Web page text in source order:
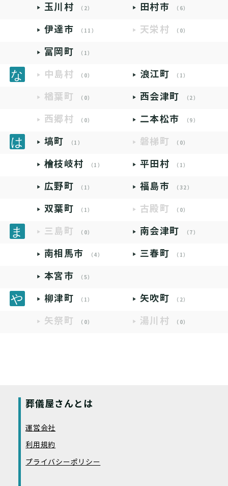
玉川村 （2） 田村市 （6）
伊達市 （11） 天栄村 （0）
富岡町 （1）
中島村 （0） 浪江町 （1）
楢葉町 （0） 西会津町 （2）
西郷村 （0） 二本松市 （9）
塙町 （1） 磐梯町 （0）
檜枝岐村 （1） 平田村 （1）
広野町 （1） 福島市 （32）
双葉町 （1） 古殿町 （0）
三島町 （0） 南会津町 （7）
南相馬市 （4） 三春町 （1）
本宮市 （5）
柳津町 （1） 矢吹町 （2）
矢祭町 （0） 湯川村 （0）
葬儀屋さんとは
運営会社
利用規約
プライバシーポリシー